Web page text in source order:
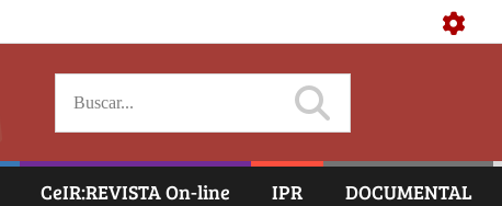
CeIR:REVISTA On-line IPR DOCUMENTAL